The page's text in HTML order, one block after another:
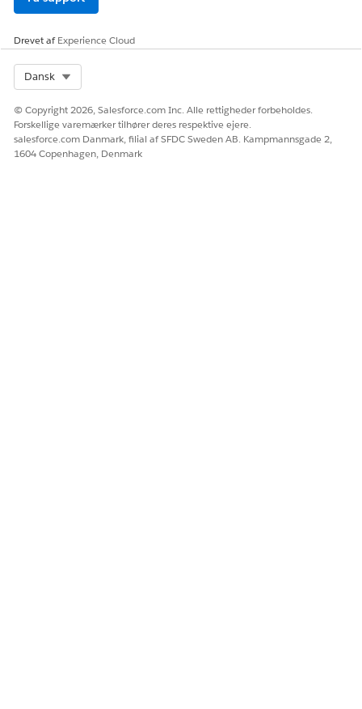
Cloud-lokalitet
Gør din Banking Service Kundeservice-agent tilgængelig
for kunder direkte på din Experience Cloud-lokalitet.
Konfigurer chat- og distributionsindstillinger til at
håndtere indgående forespørgsler, og brug en
implementering til at integrere meddelelsesoplevelsen for
dine kunder.
Drevet afExperience Cloud
Dansk
© Copyright 2026, Salesforce.com Inc. Alle rettigheder forbeholdes.
Forskellige varemærker tilhører deres respektive ejere.
salesforce.com Danmark, filial af SFDC Sweden AB. Kampmannsgade 2,
1604 Copenhagen, Denmark